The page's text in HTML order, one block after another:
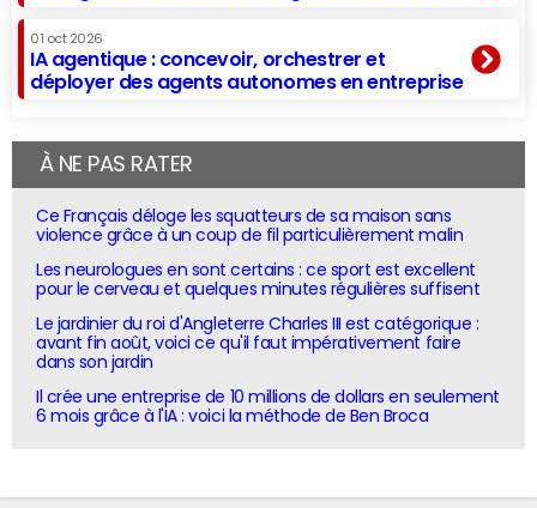
01 oct 2026
IA agentique : concevoir, orchestrer et
déployer des agents autonomes en entreprise
À NE PAS RATER
Ce Français déloge les squatteurs de sa maison sans
violence grâce à un coup de fil particulièrement malin
Les neurologues en sont certains : ce sport est excellent
pour le cerveau et quelques minutes régulières suffisent
Le jardinier du roi d'Angleterre Charles III est catégorique :
avant fin août, voici ce qu'il faut impérativement faire
dans son jardin
Il crée une entreprise de 10 millions de dollars en seulement
6 mois grâce à l'IA : voici la méthode de Ben Broca